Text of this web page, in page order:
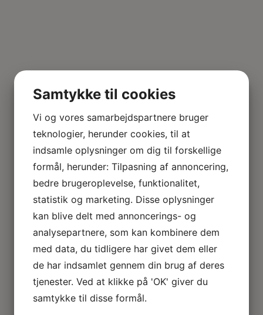
Samtykke til cookies
Vi og vores samarbejdspartnere bruger
teknologier, herunder cookies, til at
indsamle oplysninger om dig til forskellige
formål, herunder: Tilpasning af annoncering,
bedre brugeroplevelse, funktionalitet,
statistik og marketing. Disse oplysninger
kan blive delt med annoncerings- og
analysepartnere, som kan kombinere dem
med data, du tidligere har givet dem eller
de har indsamlet gennem din brug af deres
tjenester. Ved at klikke på 'OK' giver du
samtykke til disse formål.